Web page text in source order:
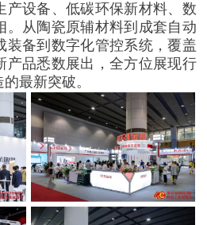
公司董事长
瓷集团有限公司董事长
有限公司董事长
有限公司董事长
材有限公司联合创始人
大利西斯特姆集团CEO
大利西蒂贝恩特集团董
事长
西班牙凯拉捷特集
意大利S.C.F.
产设备、低碳环保新材料、数
。从陶瓷原辅材料到成套自动
装备到数字化管控系统，覆盖
产品悉数展出，全方位展现行
最新突破。